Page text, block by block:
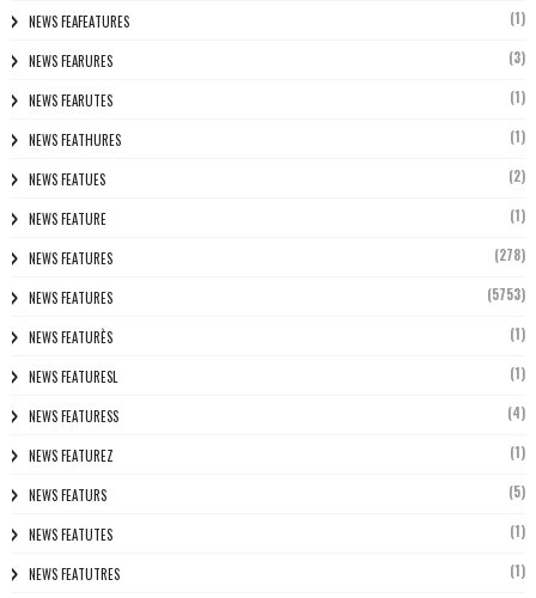
NEWS FEAFEATURES (1)
NEWS FEARURES (3)
NEWS FEARUTES (1)
NEWS FEATHURES (1)
NEWS FEATUES (2)
NEWS FEATURE (1)
NEWS FEATURES (278)
NEWS FEATURES (5753)
NEWS FEATURÈS (1)
NEWS FEATURESL (1)
NEWS FEATURESS (4)
NEWS FEATUREZ (1)
NEWS FEATURS (5)
NEWS FEATUTES (1)
NEWS FEATUTRES (1)